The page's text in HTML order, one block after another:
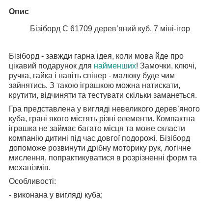
Опис
Бізіборд C 61709 дерев’яний куб, 7 міні-ігор
Бізіборд - завжди гарна ідея, коли мова йде про
цікавий подарунок для найменших! Замочки, ключі,
ручка, гайка і навіть спінер - малюку буде чим
зайнятись. З такою іграшкою можна натискати,
крутити, відчиняти та тестувати скільки заманеться.
Гра представлена у вигляді невеликого дерев’яного
куба, грані якого містять різні елементи. Компактна
іграшка не займає багато місця та може скласти
компанію дитині під час довгої подорожі. Бізіборд
допоможе розвинути дрібну моторику рук, логічне
мислення, попрактикуватися в розрізненні форм та
механізмів.
Особливості:
- виконана у вигляді куба;